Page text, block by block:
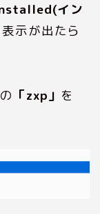
イン
示が出たら
の 「zxp」 を